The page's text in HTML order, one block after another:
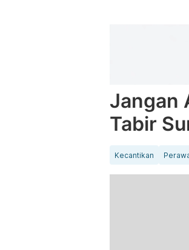
Jangan
Tabir
Kecantikan